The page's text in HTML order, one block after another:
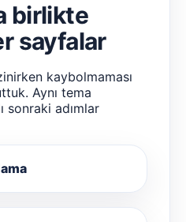
birlikte
sayfalar
kaybolmaması
Aynı tema
sonraki adımlar